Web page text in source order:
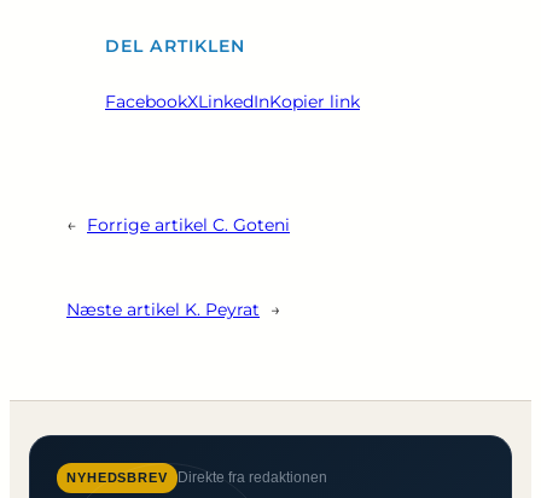
DEL ARTIKLEN
FacebookXLinkedInKopier link
← Forrige artikel C. Goteni
Næste artikel K. Peyrat →
NYHEDSBREV Direkte fra redaktionen